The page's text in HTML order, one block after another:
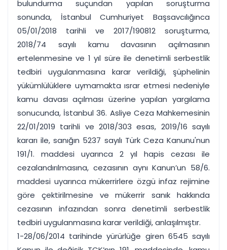
bulundurma suçundan yapılan soruşturma
sonunda, İstanbul Cumhuriyet Başsavcılığınca
05/01/2018 tarihli ve 2017/190812 soruşturma,
2018/74 sayılı kamu davasının açılmasının
ertelenmesine ve 1 yıl süre ile denetimli serbestlik
tedbiri uygulanmasına karar verildiği, şüphelinin
yükümlülüklere uymamakta ısrar etmesi nedeniyle
kamu davası açılması üzerine yapılan yargılama
sonucunda, İstanbul 36. Asliye Ceza Mahkemesinin
22/01/2019 tarihli ve 2018/303 esas, 2019/16 sayılı
kararı ile, sanığın 5237 sayılı Türk Ceza Kanunu'nun
191/1. maddesi uyarınca 2 yıl hapis cezası ile
cezalandırılmasına, cezasının aynı Kanun’un 58/6.
maddesi uyarınca mükerrirlere özgü infaz rejimine
göre çektirilmesine ve mükerrir sanık hakkında
cezasının infazından sonra denetimli serbestlik
tedbiri uygulanmasına karar verildiği, anlaşılmıştır.
1-28/06/2014 tarihinde yürürlüğe giren 6545 sayılı